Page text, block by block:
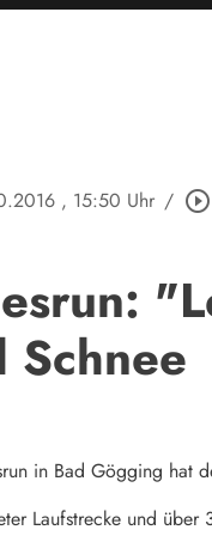
, 15:50 Uhr / play_circle_outline
Schnee
in Bad Gögging hat
Laufstrecke und über